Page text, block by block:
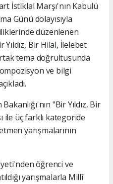
İstiklal Marşı'nın Kabulü
Günü dolayısıyla
düzenlenen
Bir Hilal, İlelebet
tema doğrultusunda
ve bilgi
"Bir Yıldız, Bir
ile üç farklı kategoride
yarışmalarının
öğrenci ve
yarışmalarla Millî